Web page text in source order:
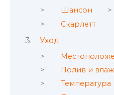
Шансон
Скарлетт
Уход
Полив и
Температура